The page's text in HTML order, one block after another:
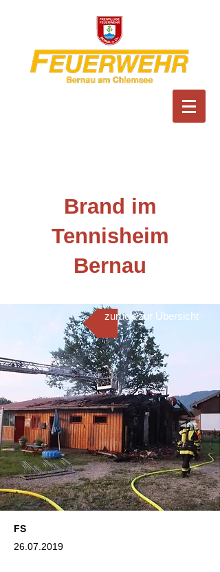
Feuerwehr Bernau am
Chiemsee
Brand im
Tennisheim
Bernau
FS
26.07.2019
zurück zur Übersicht